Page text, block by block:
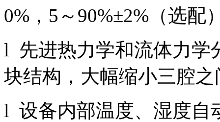
0%，5～90%±2%（选配
l 先进热力学和流体力学
块结构，大幅缩小三腔
l 设备内部温度、湿度自